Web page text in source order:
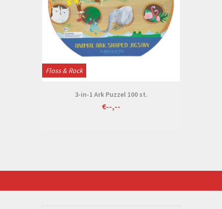
Floss & Rock
3-in-1 Ark Puzzel 100 st.
€--,--